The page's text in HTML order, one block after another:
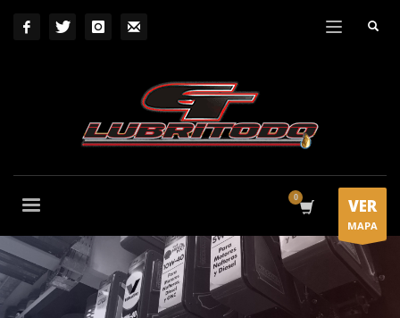
VER
MAPA